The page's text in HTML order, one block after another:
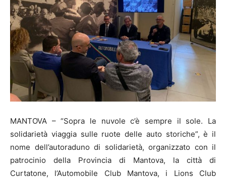
MANTOVA – “Sopra le nuvole c’è sempre il sole. La
solidarietà viaggia sulle ruote delle auto storiche”, è il
nome dell’autoraduno di solidarietà, organizzato con il
patrocinio della Provincia di Mantova, la città di
Curtatone, l’Automobile Club Mantova, i Lions Club